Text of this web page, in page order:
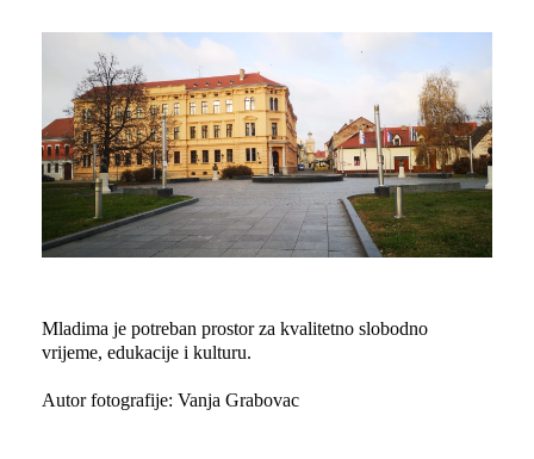
Mladima je potreban prostor za kvalitetno slobodno
vrijeme, edukacije i kulturu.
Autor fotografije: Vanja Grabovac